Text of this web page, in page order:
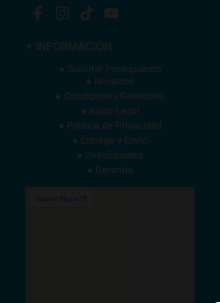
+ INFORMACIÓN
● Solicitar Presupuesto
● Nosotros
● Condiciones Generales
● Aviso Legal
● Política de Privacidad
● Entrega y Envío
● Devoluciones
● Garantía